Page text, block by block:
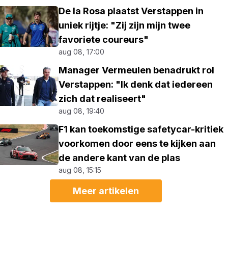
De la Rosa plaatst Verstappen in
uniek rijtje: "Zij zijn mijn twee
favoriete coureurs"
aug 08, 17:00
Manager Vermeulen benadrukt rol
Verstappen: "Ik denk dat iedereen
zich dat realiseert"
aug 08, 19:40
F1 kan toekomstige safetycar-kritiek
voorkomen door eens te kijken aan
de andere kant van de plas
aug 08, 15:15
Meer artikelen